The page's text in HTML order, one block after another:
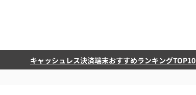
キャッシュレス決済端末おすすめランキングTOP10